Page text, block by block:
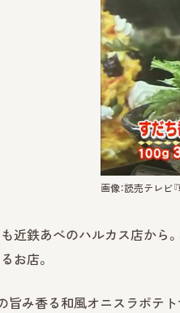
画像：読売テレビ
近鉄あべのハルカス店から
お店。
旨み香る和風オニスラポテト